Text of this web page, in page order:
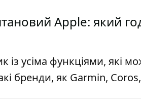
Apple: який
із усіма функціями, які
бренди, як Garmin,